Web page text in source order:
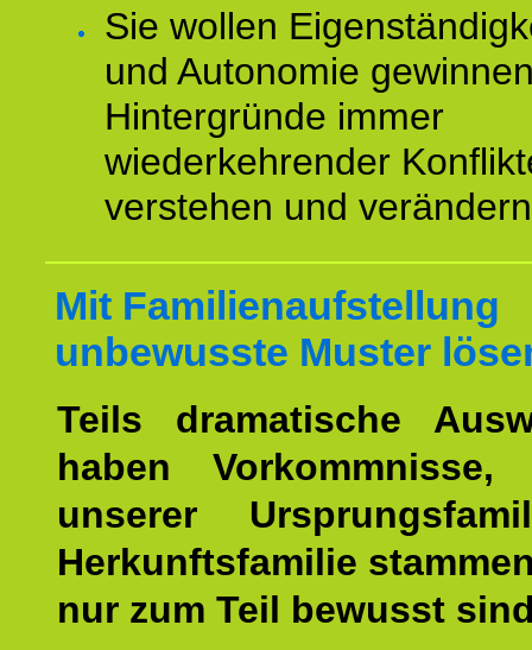
Sie wollen
und Autonomie
Hintergründe immer
wiederkehrender
verstehen und
Mit Familienaufstellung
unbewusste Muster
Teils dramatische
haben
unserer
Herkunftsfamilie
nur zum Teil bewusst